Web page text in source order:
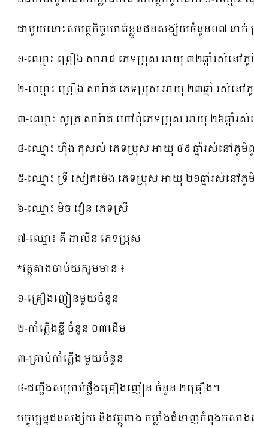
ជាមួយនោះសមត្ថកិច្ចឃាត់ខ្លួនជនសង្ស័យចំនួន០៧ នាក់
១-ឈ្មោះ ព្រឿង សារាជ ភេទប្រុស អាយុ ៣២ឆ្នាំរស់នៅភូ
២-ឈ្មោះ ព្រឿង សារ៉ាត់ ភេទប្រុស អាយុ ២៣ឆ្នាំ រស់នៅ
៣-ឈ្មោះ សូត្រ សារ៉ាត់ ហៅពុំភេទប្រុស អាយុ ២៦ឆ្នាំរ
៤-ឈ្មោះ ហុីង កុសល់ ភេទប្រុស អាយុ ៤៩ ឆ្នាំរស់នៅភូមិពូ
៥-ឈ្មោះ ទ្រី សៀកម៉េង ភេទប្រុស អាយុ ២១ឆ្នាំរស់នៅភូមិ
៦-ឈ្មោះ មិច វឿន ភេទស្រី
៧-ឈ្មោះ គី ដាលីន ភេទប្រុស
*វត្ថុតាងចាប់យករួមមាន ៖
១-គ្រឿងញៀនមួយចំនួន
២-កាំភ្លើងខ្លី ចំនួន ០៣ដើម
៣-គ្រាប់កាំភ្លើង មួយចំនួន
៤-ជញ្ជីងសម្រាប់ថ្លឹងគ្រឿងញៀន ចំនួន ២គ្រឿង។
បច្ចុប្បន្នជនសង្ស័យ និងវត្ថុតាង កម្លាំងជំនាញកំពុងកស